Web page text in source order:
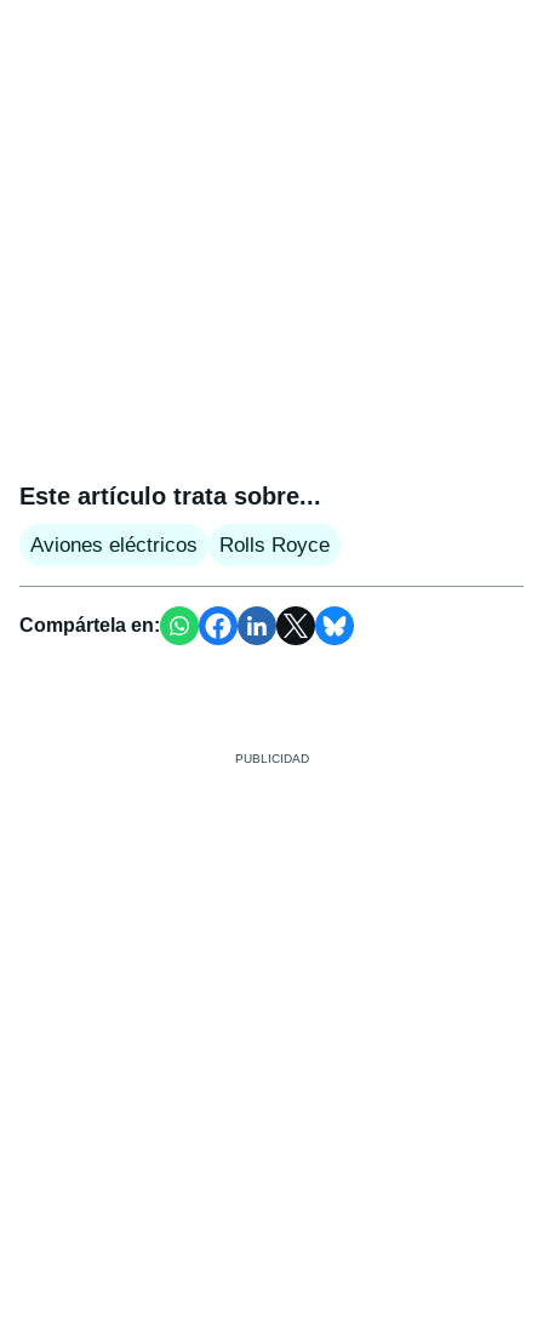
Este artículo trata sobre...
Aviones eléctricos Rolls Royce
Compártela en: